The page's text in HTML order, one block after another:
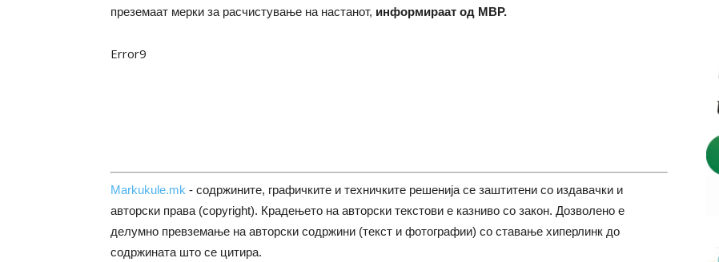
преземаат мерки за расчистување на настанот, информираат од МВР.
Error9
Markukule.mk - содржините, графичките и техничките решенија се заштитени со издавачки и
авторски права (copyright). Крадењето на авторски текстови е казниво со закон. Дозволено е
делумно превземање на авторски содржини (текст и фотографии) со ставање хиперлинк до
содржината што се цитира.